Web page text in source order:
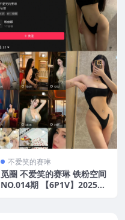
不爱笑的赛琳
觅圈 不爱笑的赛琳 铁粉空间
NO.014期 【6P1V】2025年